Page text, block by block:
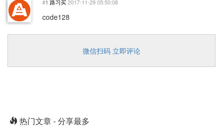
#1 路习买2017-11-29 05:50:08
code128
微信扫码 立即评论
热门文章 - 分享最多